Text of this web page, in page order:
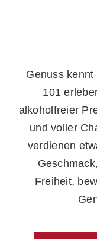
Genuss
101
alkoholfreier
und voller
verdienen
Freiheit,